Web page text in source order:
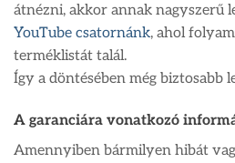
átnézni, akkor annak nagyszerű
YouTube csatornánk, ahol
terméklistát talál.
Így a döntésében még biztosabb
A garanciára vonatkozó
Amennyiben bármilyen hibát